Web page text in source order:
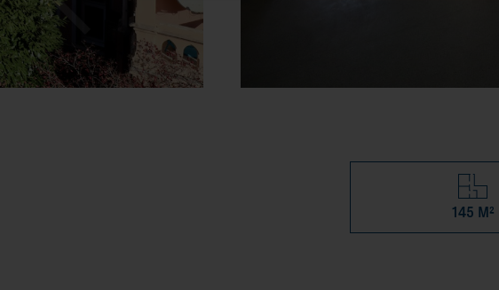
145 M²